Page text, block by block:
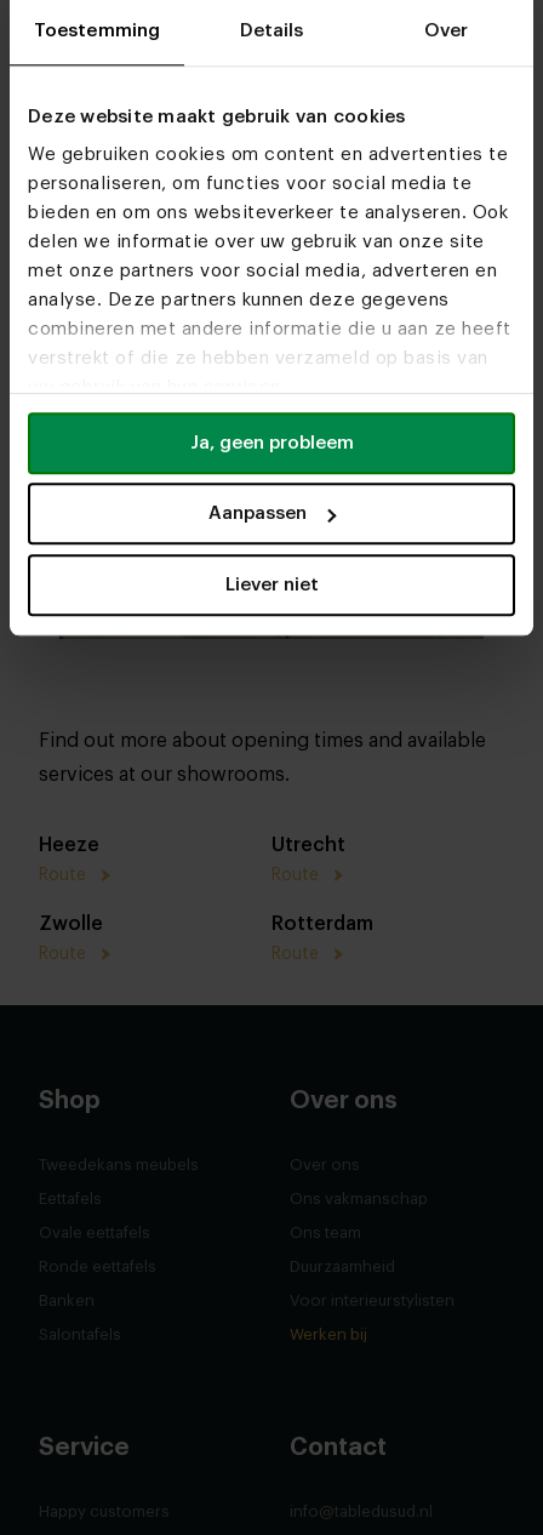
Toestemming Details Over
Deze website maakt gebruik van cookies
We gebruiken cookies om content en advertenties te
personaliseren, om functies voor social media te
bieden en om ons websiteverkeer te analyseren. Ook
delen we informatie over uw gebruik van onze site
met onze partners voor social media, adverteren en
analyse. Deze partners kunnen deze gegevens
combineren met andere informatie die u aan ze heeft
verstrekt of die ze hebben verzameld op basis van
Ja, geen probleem
Aanpassen
Liever niet
Do we see you soon?
Find out more about opening times and available
services at our showrooms.
Heeze
Route
Utrecht
Route
Zwolle
Route
Rotterdam
Route
Bezoekonze woonwinkels
Shop
Tweedekans meubels
Eettafels
Ovale eettafels
Ronde eettafels
Banken
Salontafels
Over ons
Over ons
Ons vakmanschap
Ons team
Duurzaamheid
Voor interieurstylisten
Werken bij
Service
Happy customers
Contact
info@tabledusud.nl